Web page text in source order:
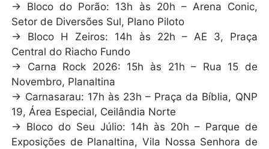
→ Bloco do Porão: 13h às 20h – Arena Conic,
Setor de Diversões Sul, Plano Piloto
→ Bloco H Zeiros: 14h às 22h – AE 3, Praça
Central do Riacho Fundo
→ Carna Rock 2026: 15h às 21h – Rua 15 de
Novembro, Planaltina
→ Carnasarau: 17h às 23h – Praça da Bíblia, QNP
19, Área Especial, Ceilândia Norte
→ Bloco do Seu Júlio: 14h às 20h – Parque de
Exposições de Planaltina, Vila Nossa Senhora de